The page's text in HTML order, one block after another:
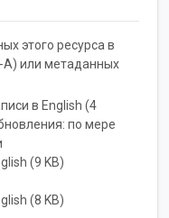
этого ресурса в
A) или метаданных
в English (4
по мере
(9 KB)
(8 KB)